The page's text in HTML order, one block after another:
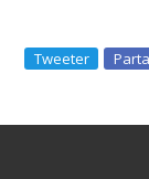
Tweeter